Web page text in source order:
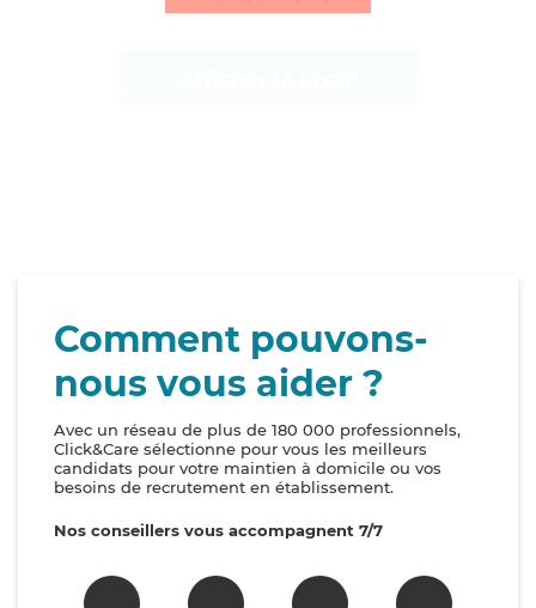
Comment pouvons-
nous vous aider ?
Avec un réseau de plus de 180 000 professionnels,
Click&Care sélectionne pour vous les meilleurs
candidats pour votre maintien à domicile ou vos
besoins de recrutement en établissement.
Nos conseillers vous accompagnent 7/7